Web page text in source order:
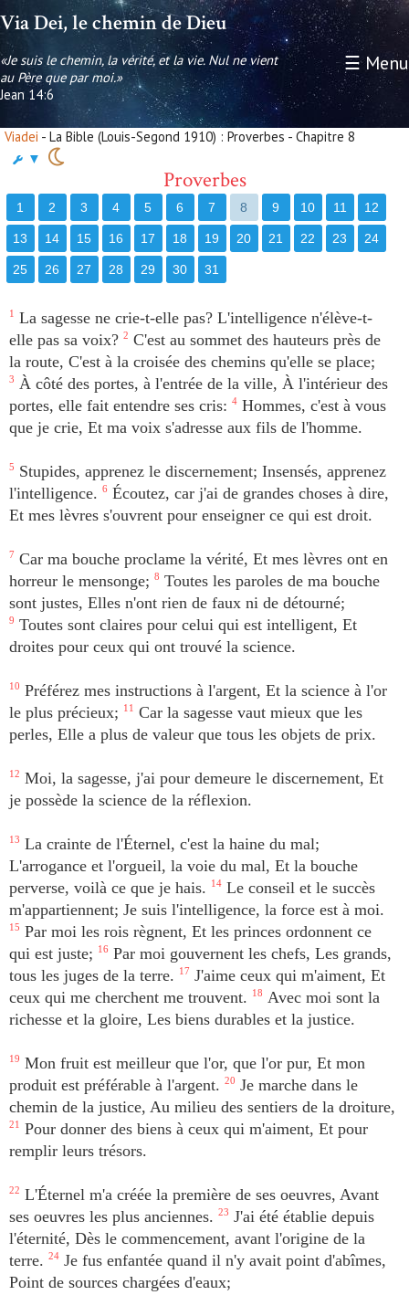
Via Dei, le chemin de Dieu
«Je suis le chemin, la vérité, et la vie. Nul ne vient
au Père que par moi.»
Jean 14:6
☰ Menu
Viadei - La Bible (Louis-Segond 1910) : Proverbes - Chapitre 8
▼
Proverbes
1 2 3 4 5 6 7 8 9 10 11 12
13 14 15 16 17 18 19 20 21 22 23 24
25 26 27 28 29 30 31
1
La sagesse ne crie-t-elle pas? L'intelligence n'élève-t-
elle pas sa voix? 2 C'est au sommet des hauteurs près de
la route, C'est à la croisée des chemins qu'elle se place;
3 À côté des portes, à l'entrée de la ville, À l'intérieur des
portes, elle fait entendre ses cris: 4 Hommes, c'est à vous
que je crie, Et ma voix s'adresse aux fils de l'homme.
5
Stupides, apprenez le discernement; Insensés, apprenez
l'intelligence. 6 Écoutez, car j'ai de grandes choses à dire,
Et mes lèvres s'ouvrent pour enseigner ce qui est droit.
7 Car ma bouche proclame la vérité, Et mes lèvres ont en
horreur le mensonge; 8 Toutes les paroles de ma bouche
sont justes, Elles n'ont rien de faux ni de détourné;
9 Toutes sont claires pour celui qui est intelligent, Et
droites pour ceux qui ont trouvé la science.
10 Préférez mes instructions à l'argent, Et la science à l'or
le plus précieux;
11
Car la sagesse vaut mieux que les
perles, Elle a plus de valeur que tous les objets de prix.
12 Moi, la sagesse, j'ai pour demeure le discernement, Et
je possède la science de la réflexion.
13 La crainte de l'Éternel, c'est la haine du mal;
L'arrogance et l'orgueil, la voie du mal, Et la bouche
perverse, voilà ce que je hais.
14 Le conseil et le succès
m'appartiennent; Je suis l'intelligence, la force est à moi.
15 Par moi les rois règnent, Et les princes ordonnent ce
qui est juste;
16 Par moi gouvernent les chefs, Les grands,
tous les juges de la terre.
17 J'aime ceux qui m'aiment, Et
ceux qui me cherchent me trouvent.
18 Avec moi sont la
richesse et la gloire, Les biens durables et la justice.
19 Mon fruit est meilleur que l'or, que l'or pur, Et mon
produit est préférable à l'argent. 20 Je marche dans le
chemin de la justice, Au milieu des sentiers de la droiture,
21
Pour donner des biens à ceux qui m'aiment, Et pour
remplir leurs trésors.
22 L'Éternel m'a créée la première de ses oeuvres, Avant
ses oeuvres les plus anciennes. 23 J'ai été établie depuis
l'éternité, Dès le commencement, avant l'origine de la
terre. 24 Je fus enfantée quand il n'y avait point d'abîmes,
Point de sources chargées d'eaux;